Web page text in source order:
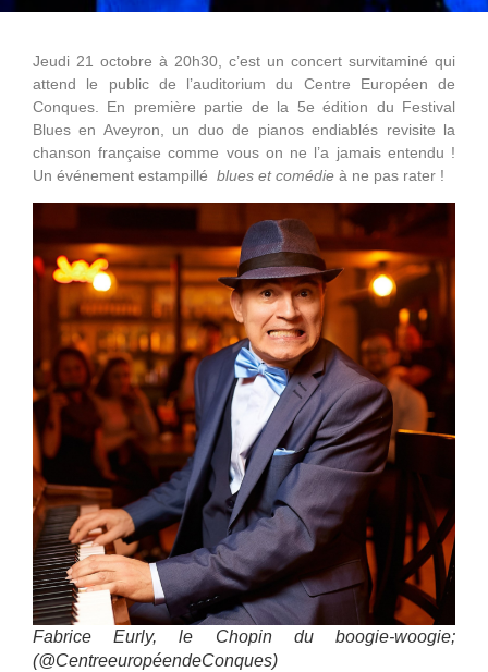
Jeudi 21 octobre à 20h30, c’est un concert survitaminé qui
attend le public de l’auditorium du Centre Européen de
Conques. En première partie de la 5e édition du Festival
Blues en Aveyron, un duo de pianos endiablés revisite la
chanson française comme vous on ne l’a jamais entendu !
Un événement estampillé blues et comédie à ne pas rater !
Fabrice Eurly, le Chopin du boogie-woogie;
(@CentreeuropéendeConques)